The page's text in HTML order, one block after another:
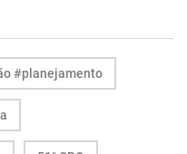
#planejamento